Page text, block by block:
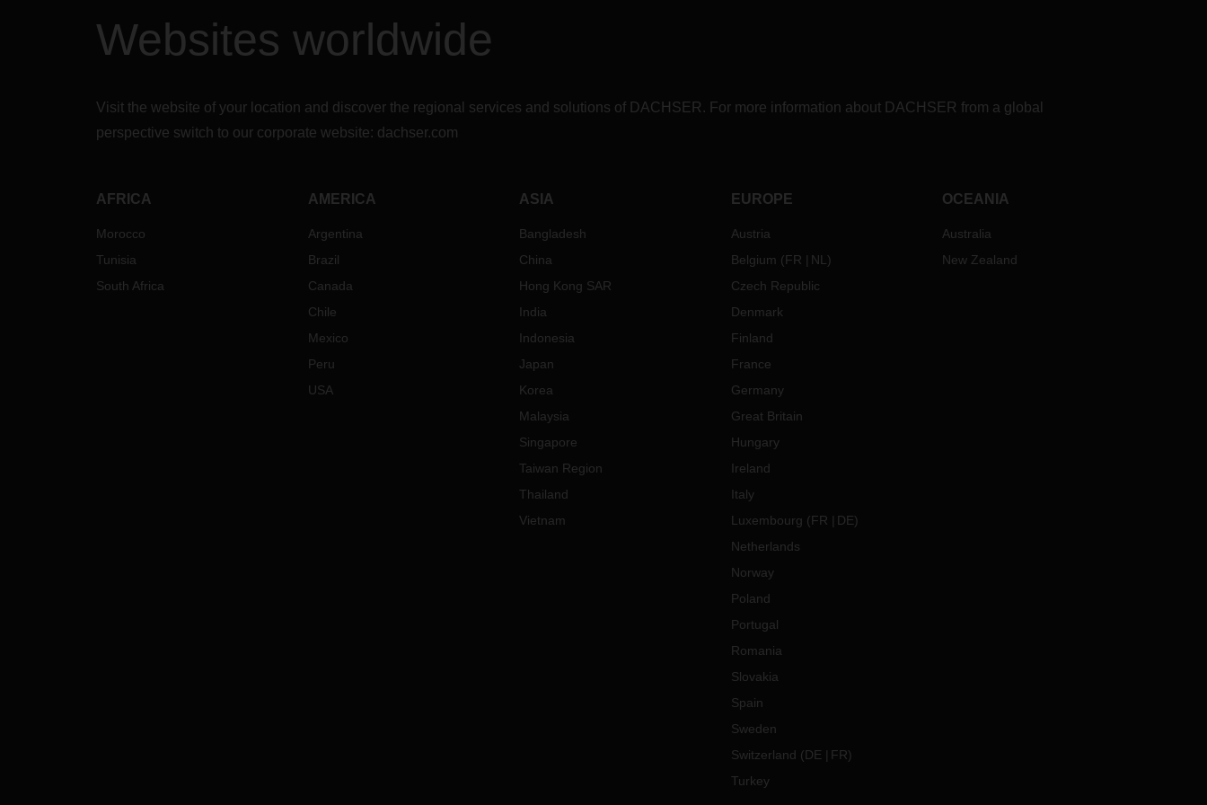
Websites worldwide
Visit the website of your location and discover the regional services and solutions of DACHSER. For more information about DACHSER from a global
perspective switch to our corporate website: dachser.com
AFRICA
Morocco
Tunisia
South Africa
AMERICA
Argentina
Brazil
Canada
Chile
Mexico
Peru
USA
ASIA
Bangladesh
China
Hong Kong SAR
India
Indonesia
Japan
Korea
Malaysia
Singapore
Taiwan Region
Thailand
Vietnam
EUROPE
Austria
Belgium (FR NL )
Czech Republic
Denmark
Finland
France
Germany
Great Britain
Hungary
Ireland
Italy
Luxembourg (FR DE)
Netherlands
Norway
Poland
Portugal
Romania
Slovakia
Spain
Sweden
Switzerland (DE FR)
Turkey
OCEANIA
Australia
New Zealand